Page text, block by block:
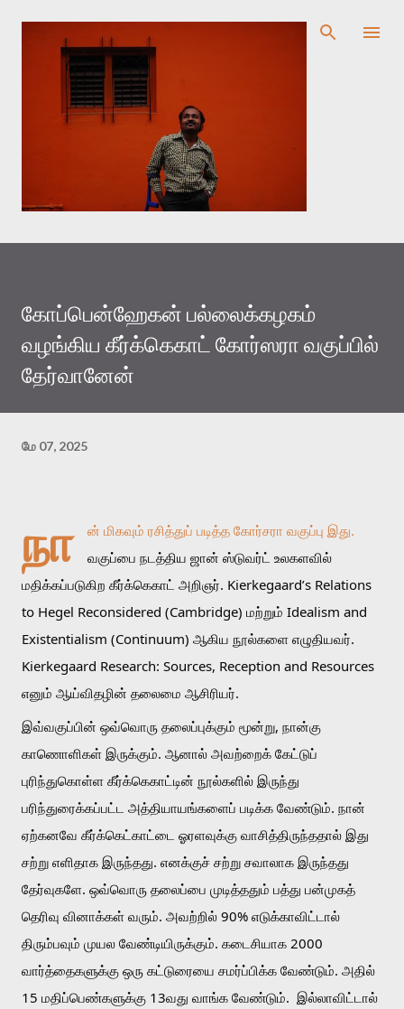
முதன்மை உள்ளடக்கத்திற்குச் செல்
கோப்பென்ஹேகன் பல்லைக்கழகம்
வழங்கிய கீர்க்கெகாட் கோர்ஸரா வகுப்பில்
தேர்வானேன்
மே 07, 2025
நா
ன் மிகவும் ரசித்துப் படித்த கோர்சரா வகுப்பு இது.
வகுப்பை நடத்திய ஜான் ஸ்டுவர்ட் உலகளவில்
மதிக்கப்படுகிற கீர்க்கெகாட் அறிஞர். Kierkegaard’s Relations
to Hegel Reconsidered (Cambridge) மற்றும் Idealism and
Existentialism (Continuum) ஆகிய நூல்களை எழுதியவர்.
Kierkegaard Research: Sources, Reception and Resources
எனும் ஆய்விதழின் தலைமை ஆசிரியர்.
இவ்வகுப்பின் ஒவ்வொரு தலைப்புக்கும் மூன்று, நான்கு
காணொளிகள் இருக்கும். ஆனால் அவற்றைக் கேட்டுப்
புரிந்துகொள்ள கீர்க்கெகாட்டின் நூல்களில் இருந்து
பரிந்துரைக்கப்பட்ட அத்தியாயங்களைப் படிக்க வேண்டும். நான்
ஏற்கனவே கீர்க்கெட்காட்டை ஓரளவுக்கு வாசித்திருந்ததால் இது
சற்று எளிதாக இருந்தது. எனக்குச் சற்று சவாலாக இருந்தது
தேர்வுகளே. ஒவ்வொரு தலைப்பை முடித்ததும் பத்து பன்முகத்
தெரிவு வினாக்கள் வரும். அவற்றில் 90% எடுக்காவிட்டால்
திரும்பவும் முயல வேண்டியிருக்கும். கடைசியாக 2000
வார்த்தைகளுக்கு ஒரு கட்டுரையை சமர்ப்பிக்க வேண்டும். அதில்
15 மதிப்பெண்களுக்கு 13வது வாங்க வேண்டும்.  இல்லாவிட்டால்